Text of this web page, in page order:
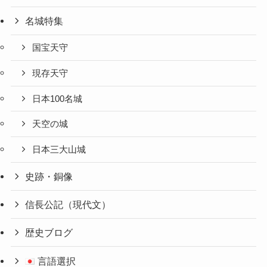
名城特集
国宝天守
現存天守
日本100名城
天空の城
日本三大山城
史跡・銅像
信長公記（現代文）
歴史ブログ
言語選択